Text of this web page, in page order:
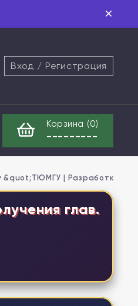
Вход / Регистрация
Корзина (0)
---------
| Разработка
глав.